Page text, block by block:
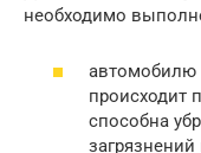
необходимо
автомобилю
происходит
способна
загрязнений